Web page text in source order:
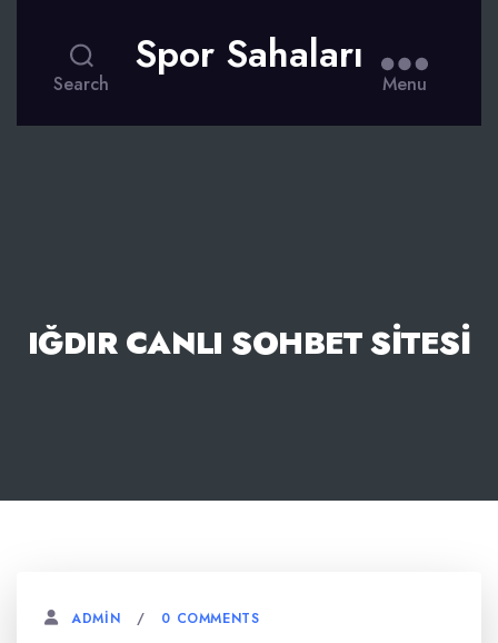
Search
Spor Sahaları
Menu
IĞDIR CANLI SOHBET SITESI
ADMIN 0 COMMENTS